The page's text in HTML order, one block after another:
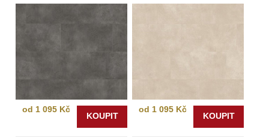
od 1 095 Kč
KOUPIT
od 1 095 Kč
KOUPIT